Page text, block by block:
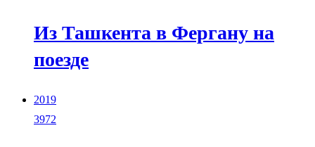
Из Ташкента в Фергану на
поезде
2019
3972